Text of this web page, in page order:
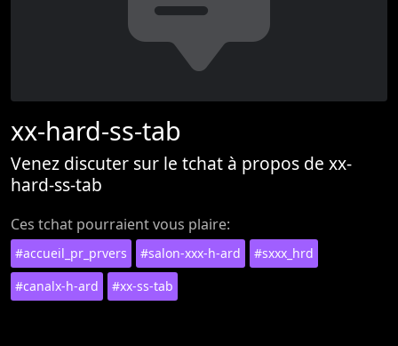
xx-hard-ss-tab
Venez discuter sur le tchat à propos de xx-
hard-ss-tab
Ces tchat pourraient vous plaire:
#accueil_pr_prvers #salon-xxx-h-ard
#sxxx_hrd
#canalx-h-ard
#xx-ss-tab